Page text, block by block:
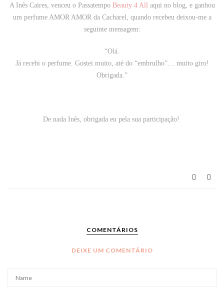
A Inês Caires, venceu o Passatempo Beauty 4 Allaqui no blog, e ganhou
um perfume AMOR AMOR da Cacharel, quando recebeu deixou-me a
seguinte mensagem:
“Olá.
Já recebi o perfume. Gostei muito, até do “embrulho”… muito giro!
Obrigada.”
De nada Inês, obrigada eu pela sua participação!
COMENTÁRIOS
DEIXE UM COMENTÁRIO